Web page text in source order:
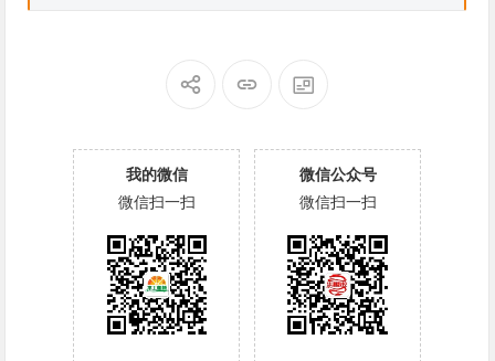
我的微信
微信扫一扫
微信公众号
微信扫一扫